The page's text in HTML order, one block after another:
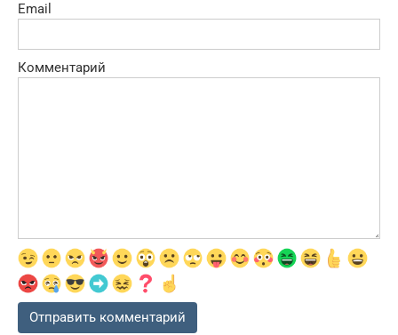
Email
Комментарий